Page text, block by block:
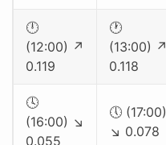
🕛
(12:00) ↗
0.119
🕐
(13:00) ↗
0.118
🕓
(16:00) ↘
0.055
🕔 (17:00)
↘ 0.078